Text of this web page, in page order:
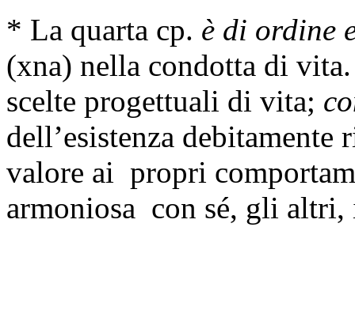
* La quarta cp. è di ordine
(xna) nella condotta di
scelte progettuali di vita;
dell’esistenza
valore ai propri
armoniosa con sé, gli